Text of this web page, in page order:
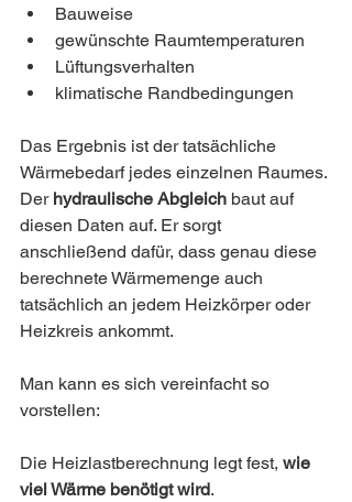
Bauweise
gewünschte Raumtemperaturen
Lüftungsverhalten
klimatische Randbedingungen
Das Ergebnis ist der tatsächliche
Wärmebedarf jedes einzelnen Raumes.
Der hydraulische Abgleich baut auf
diesen Daten auf. Er sorgt
anschließend dafür, dass genau diese
berechnete Wärmemenge auch
tatsächlich an jedem Heizkörper oder
Heizkreis ankommt.
Man kann es sich vereinfacht so
vorstellen:
Die Heizlastberechnung legt fest, wie
viel Wärme benötigt wird.